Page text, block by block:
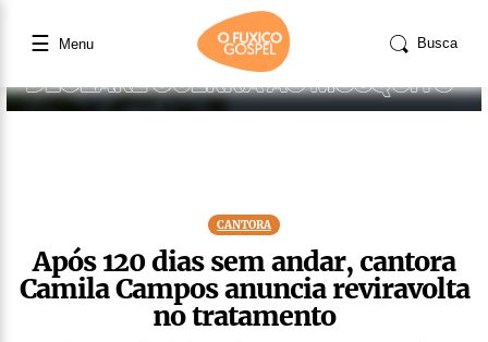
☰ Menu Busca
CANTORA
Após 120 dias sem andar, cantora
Camila Campos anuncia reviravolta
no tratamento